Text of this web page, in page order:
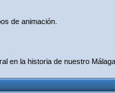
de animación.
en la historia de nuestro Málaga.